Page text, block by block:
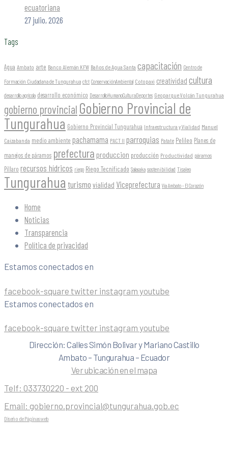
ecuatoriana
27 julio, 2026
Tags
Agua Ambato arte Banco Alemán KFW Baños de Agua Santa capacitación Centro de
Formación Ciudadana de Tungurahua cfct ConservaciónAmbiental Cotopaxi creatividad cultura
desarrollo agrícola desarrollo económico DesarrolloHumanoCulturaDeportes Geoparque Volcán Tungurahua
gobierno provincial Gobierno Provincial de
Tungurahua Gobierno Provincial Tungurahua Infraestructura y Vialidad Manuel
Caizabanda medio ambiente pachamama PACT II parroquias Patate Pelileo Planes de
manejos de páramos prefectura produccion producción Productividad páramos
Píllaro recursos hídricos riego Riego Tecnificado Salasaka sostenibilidad Tisaleo
Tungurahua turismo vialidad Viceprefectura Vía Ambato - El Corazón
Home
Noticias
Transparencia
Política de privacidad
Estamos conectados en
facebook-square twitter instagram youtube
Estamos conectados en
facebook-square twitter instagram youtube
Dirección: Calles Simón Bolivar y Mariano Castillo
Ambato – Tungurahua – Ecuador
Ver ubicación en el mapa
Telf: 033730220 - ext 200
Email: gobierno.provincial@tungurahua.gob.ec
Diseño de Páginas web